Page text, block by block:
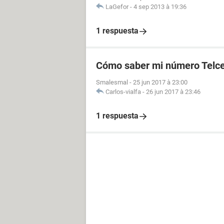
LaGefor - 4 sep 2013 à 19:36
1 respuesta
Cómo saber mi número
Smalesmal - 25 jun 2017 à 23:00
Carlos-vialfa - 26 jun 2017 à 23:46
1 respuesta